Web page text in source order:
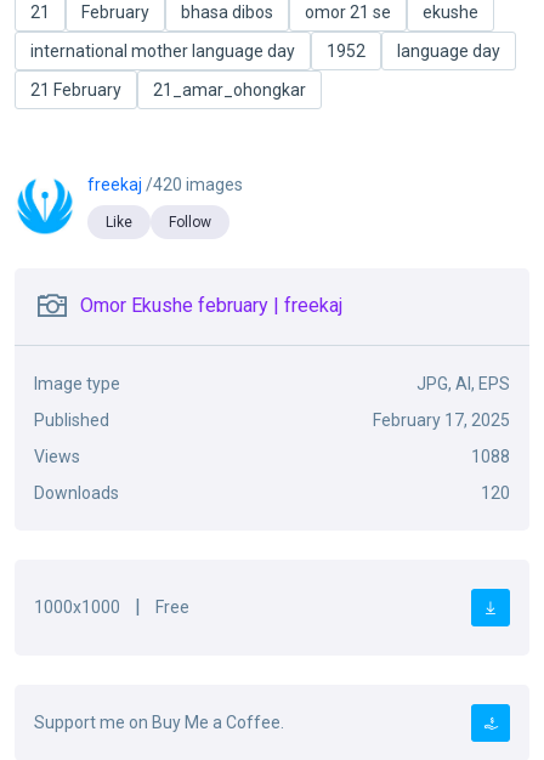
21 February bhasa dibos omor 21 se
ekushe
international mother language day
1952
language day
21 February
21_amar_ohongkar
freekaj /420 images
Like Follow
Omor Ekushe february | freekaj
Image type
JPG, AI, EPS
Published
February 17, 2025
Views
1088
Downloads
120
1000x1000 Free
Support me on Buy Me a Coffee.